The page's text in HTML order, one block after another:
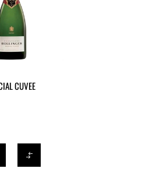
CUVEE